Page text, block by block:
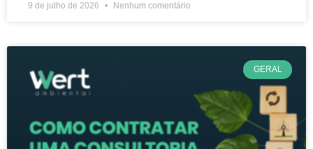
9 de julho de 2026 Nenhum comentário
GERAL